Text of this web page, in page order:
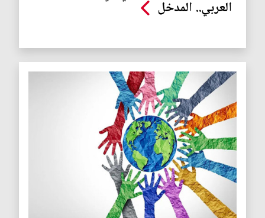
العربي.. المدخل